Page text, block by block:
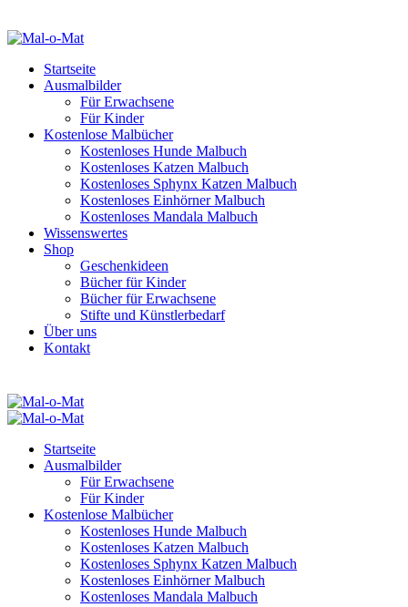
Startseite
Ausmalbilder
Für Erwachsene
Für Kinder
Kostenlose Malbücher
Kostenloses Hunde Malbuch
Kostenloses Katzen Malbuch
Kostenloses Sphynx Katzen Malbuch
Kostenloses Einhörner Malbuch
Kostenloses Mandala Malbuch
Wissenswertes
Shop
Geschenkideen
Bücher für Kinder
Bücher für Erwachsene
Stifte und Künstlerbedarf
Über uns
Kontakt
Startseite
Ausmalbilder
Für Erwachsene
Für Kinder
Kostenlose Malbücher
Kostenloses Hunde Malbuch
Kostenloses Katzen Malbuch
Kostenloses Sphynx Katzen Malbuch
Kostenloses Einhörner Malbuch
Kostenloses Mandala Malbuch